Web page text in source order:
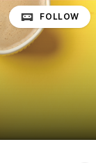
FOLLOW